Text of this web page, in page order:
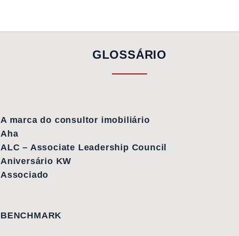
GLOSSÁRIO
A marca do consultor imobiliário
Aha
ALC – Associate Leadership Council
Aniversário KW
Associado
BENCHMARK